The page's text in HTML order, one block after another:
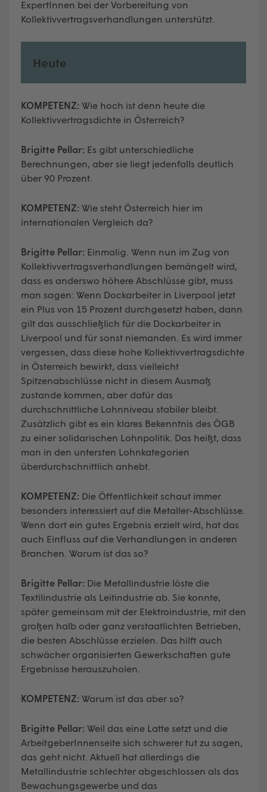
ExpertInnen bei der Vorbereitung von
Kollektivvertragsverhandlungen unterstützt.
Heute
KOMPETENZ: Wie hoch ist denn heute die
Kollektivvertragsdichte in Österreich?
Brigitte Pellar: Es gibt unterschiedliche
Berechnungen, aber sie liegt jedenfalls deutlich
über 90 Prozent.
KOMPETENZ: Wie steht Österreich hier im
internationalen Vergleich da?
Brigitte Pellar: Einmalig. Wenn nun im Zug von
Kollektivvertragsverhandlungen bemängelt wird,
dass es anderswo höhere Abschlüsse gibt, muss
man sagen: Wenn Dockarbeiter in Liverpool jetzt
ein Plus von 15 Prozent durchgesetzt haben, dann
gilt das ausschließlich für die Dockarbeiter in
Liverpool und für sonst niemanden. Es wird immer
vergessen, dass diese hohe Kollektivvertragsdichte
in Österreich bewirkt, dass vielleicht
Spitzenabschlüsse nicht in diesem Ausmaß
zustande kommen, aber dafür das
durchschnittliche Lohnniveau stabiler bleibt.
Zusätzlich gibt es ein klares Bekenntnis des ÖGB
zu einer solidarischen Lohnpolitik. Das heißt, dass
man in den untersten Lohnkategorien
überdurchschnittlich anhebt.
KOMPETENZ: Die Öffentlichkeit schaut immer
besonders interessiert auf die Metaller-Abschlüsse.
Wenn dort ein gutes Ergebnis erzielt wird, hat das
auch Einfluss auf die Verhandlungen in anderen
Branchen. Warum ist das so?
Brigitte Pellar: Die Metallindustrie löste die
Textilindustrie als Leitindustrie ab. Sie konnte,
später gemeinsam mit der Elektroindustrie, mit den
großen halb oder ganz verstaatlichten Betrieben,
die besten Abschlüsse erzielen. Das hilft auch
schwächer organisierten Gewerkschaften gute
Ergebnisse herauszuholen.
KOMPETENZ: Warum ist das aber so?
Brigitte Pellar: Weil das eine Latte setzt und die
ArbeitgeberInnenseite sich schwerer tut zu sagen,
das geht nicht. Aktuell hat allerdings die
Metallindustrie schlechter abgeschlossen als das
Bewachungsgewerbe und das